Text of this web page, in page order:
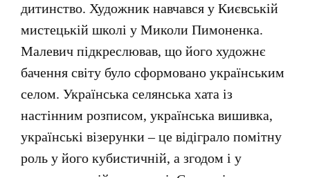
дитинство. Художник навчався у Києвській
мистецькій школі у Миколи Пимоненка.
Малевич підкреслював, що його художнє
бачення світу було сформовано українським
селом. Українська селянська хата із
настінним розписом, українська вишивка,
українські візерунки – це відіграло помітну
роль у його кубистичній, а згодом і у